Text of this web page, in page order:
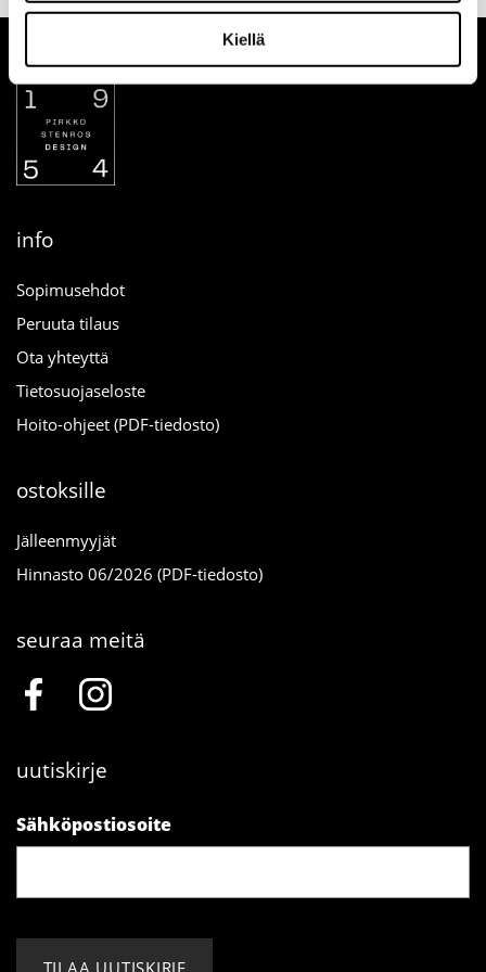
Kiellä
info
Sopimusehdot
Peruuta tilaus
Ota yhteyttä
Tietosuojaseloste
Hoito-ohjeet (PDF-tiedosto)
ostoksille
Jälleenmyyjät
Hinnasto 06/2026 (PDF-tiedosto)
seuraa meitä
uutiskirje
Sähköpostiosoite